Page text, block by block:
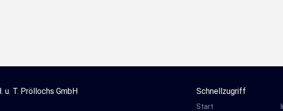
u. T. Pröllochs GmbH Schnellzugriff
Start